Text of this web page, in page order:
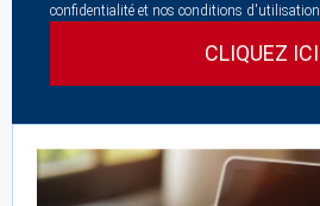
confidentialité et nos conditions d'utilisation.